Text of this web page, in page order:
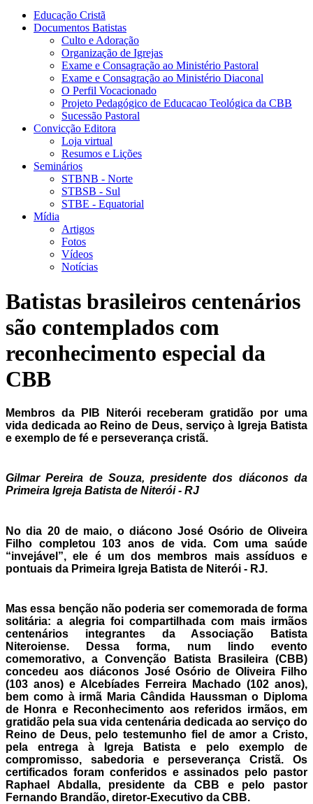
Educação Cristã
Documentos Batistas
Culto e Adoração
Organização de Igrejas
Exame e Consagração ao Ministério Pastoral
Exame e Consagração ao Ministério Diaconal
O Perfil Vocacionado
Projeto Pedagógico de Educacao Teológica da CBB
Sucessão Pastoral
Convicção Editora
Loja virtual
Resumos e Lições
Seminários
STBNB - Norte
STBSB - Sul
STBE - Equatorial
Mídia
Artigos
Fotos
Vídeos
Notícias
Batistas brasileiros centenários
são contemplados com
reconhecimento especial da
CBB
Membros da PIB Niterói receberam gratidão por uma
vida dedicada ao Reino de Deus, serviço à Igreja Batista
e exemplo de fé e perseverança cristã.
Gilmar Pereira de Souza, presidente dos diáconos da
Primeira Igreja Batista de Niterói - RJ
No dia 20 de maio, o diácono José Osório de Oliveira
Filho completou 103 anos de vida. Com uma saúde
“invejável”, ele é um dos membros mais assíduos e
pontuais da Primeira Igreja Batista de Niterói - RJ.
Mas essa benção não poderia ser comemorada de forma
solitária: a alegria foi compartilhada com mais irmãos
centenários integrantes da Associação Batista
Niteroiense. Dessa forma, num lindo evento
comemorativo, a Convenção Batista Brasileira (CBB)
concedeu aos diáconos José Osório de Oliveira Filho
(103 anos) e Alcebíades Ferreira Machado (102 anos),
bem como à irmã Maria Cândida Haussman o Diploma
de Honra e Reconhecimento aos referidos irmãos, em
gratidão pela sua vida centenária dedicada ao serviço do
Reino de Deus, pelo testemunho fiel de amor a Cristo,
pela entrega à Igreja Batista e pelo exemplo de
compromisso, sabedoria e perseverança Cristã. Os
certificados foram conferidos e assinados pelo pastor
Raphael Abdalla, presidente da CBB e pelo pastor
Fernando Brandão, diretor-Executivo da CBB.